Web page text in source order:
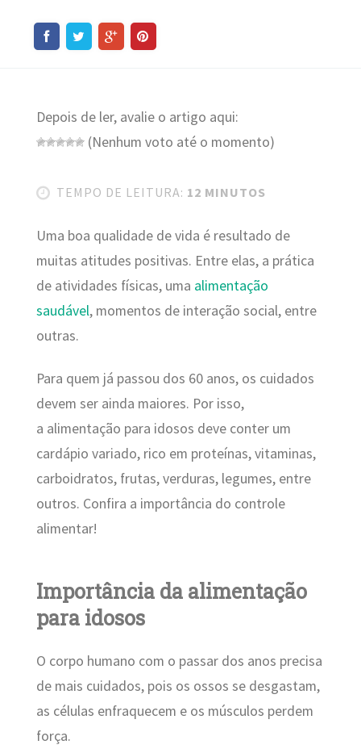
Depois de ler, avalie o artigo aqui:
(Nenhum voto até o momento)
TEMPO DE LEITURA: 12 MINUTOS
Uma boa qualidade de vida é resultado de
muitas atitudes positivas. Entre elas, a prática
de atividades físicas, uma alimentação
saudável, momentos de interação social, entre
outras.
Para quem já passou dos 60 anos, os cuidados
devem ser ainda maiores. Por isso,
a alimentação para idosos deve conter um
cardápio variado, rico em proteínas, vitaminas,
carboidratos, frutas, verduras, legumes, entre
outros. Confira a importância do controle
alimentar!
Importância da alimentação
para idosos
O corpo humano com o passar dos anos precisa
de mais cuidados, pois os ossos se desgastam,
as células enfraquecem e os músculos perdem
força.